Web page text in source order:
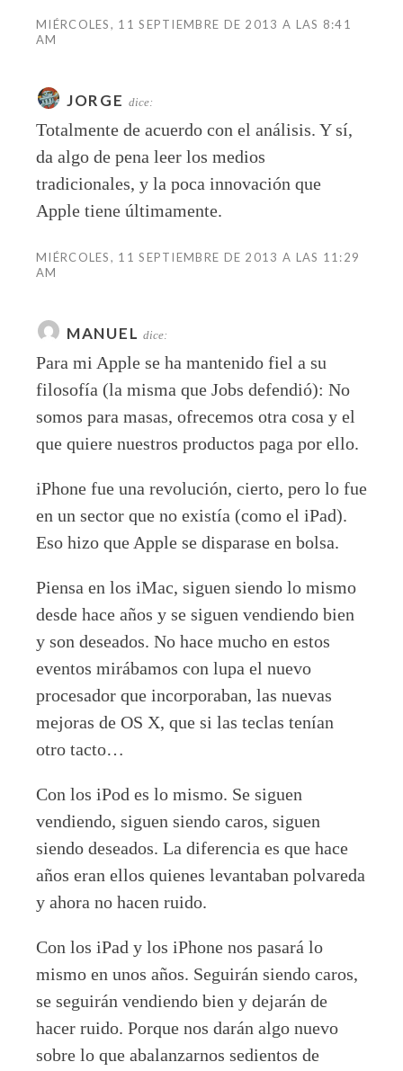
MIÉRCOLES, 11 SEPTIEMBRE DE 2013 A LAS 8:41
AM
JORGE dice:
Totalmente de acuerdo con el análisis. Y sí,
da algo de pena leer los medios
tradicionales, y la poca innovación que
Apple tiene últimamente.
MIÉRCOLES, 11 SEPTIEMBRE DE 2013 A LAS 11:29
AM
MANUEL dice:
Para mi Apple se ha mantenido fiel a su
filosofía (la misma que Jobs defendió): No
somos para masas, ofrecemos otra cosa y el
que quiere nuestros productos paga por ello.
iPhone fue una revolución, cierto, pero lo fue
en un sector que no existía (como el iPad).
Eso hizo que Apple se disparase en bolsa.
Piensa en los iMac, siguen siendo lo mismo
desde hace años y se siguen vendiendo bien
y son deseados. No hace mucho en estos
eventos mirábamos con lupa el nuevo
procesador que incorporaban, las nuevas
mejoras de OS X, que si las teclas tenían
otro tacto…
Con los iPod es lo mismo. Se siguen
vendiendo, siguen siendo caros, siguen
siendo deseados. La diferencia es que hace
años eran ellos quienes levantaban polvareda
y ahora no hacen ruido.
Con los iPad y los iPhone nos pasará lo
mismo en unos años. Seguirán siendo caros,
se seguirán vendiendo bien y dejarán de
hacer ruido. Porque nos darán algo nuevo
sobre lo que abalanzarnos sedientos de